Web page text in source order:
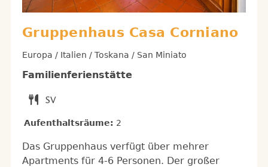
Gruppenhaus Casa Corniano
Europa / Italien / Toskana / San Miniato
Familienferienstätte
Aufenthaltsräume: 2
Das Gruppenhaus verfügt über mehrer
Apartments für 4-6 Personen. Der großer